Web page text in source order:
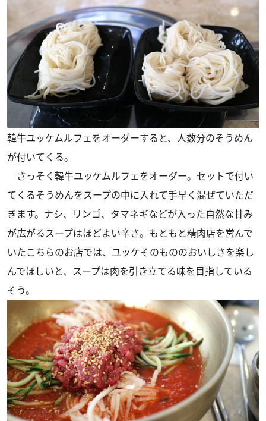
韓牛ユッケムルフェをオーダーすると、人数分のそうめん
が付いてくる。
さっそく韓牛ユッケムルフェをオーダー。セットで付い
てくるそうめんをスープの中に入れて手早く混ぜていただ
きます。ナシ、リンゴ、タマネギなどが入った自然な甘み
が広がるスープはほどよい辛さ。もともと精肉店を営んで
いたこちらのお店では、ユッケそのもののおいしさを楽し
んでほしいと、スープは肉を引き立てる味を目指している
そう。